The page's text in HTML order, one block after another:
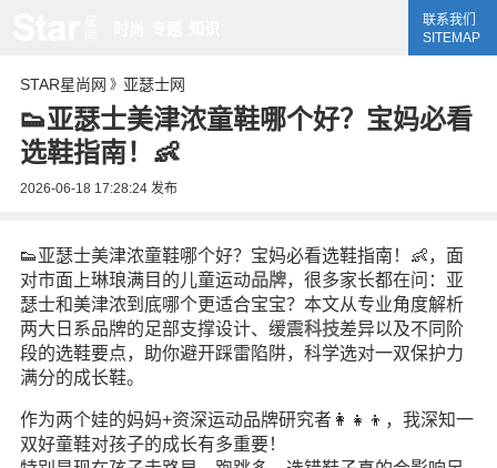
联系我们
SITEMAP
STAR星尚网 》 亚瑟士网
👟亚瑟士美津浓童鞋哪个好？宝妈必看
选鞋指南！👶
2026-06-18 17:28:24发布
👟亚瑟士美津浓童鞋哪个好？宝妈必看选鞋指南！👶，面
对市面上琳琅满目的儿童运动品牌，很多家长都在问：亚
瑟士和美津浓到底哪个更适合宝宝？本文从专业角度解析
两大日系品牌的足部支撑设计、缓震科技差异以及不同阶
段的选鞋要点，助你避开踩雷陷阱，科学选对一双保护力
满分的成长鞋。
作为两个娃的妈妈+资深运动品牌研究者👩👧👦，我深知一
双好童鞋对孩子的成长有多重要！